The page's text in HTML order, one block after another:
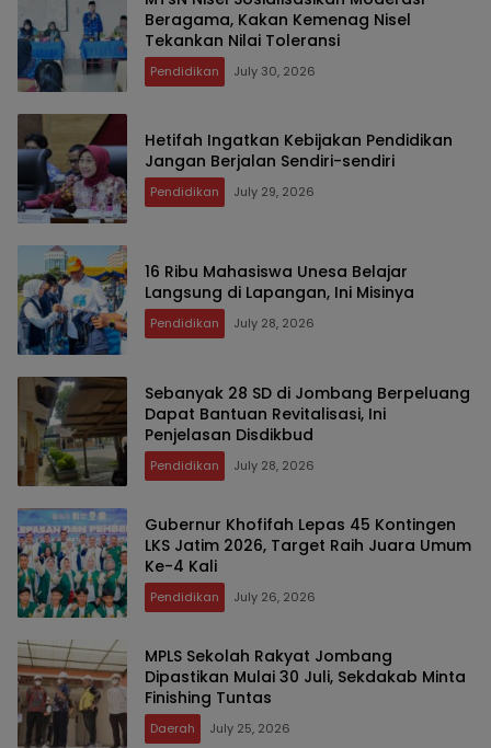
Beragama, Kakan Kemenag Nisel
Tekankan Nilai Toleransi
Pendidikan July 30, 2026
Hetifah Ingatkan Kebijakan Pendidikan
Jangan Berjalan Sendiri-sendiri
Pendidikan July 29, 2026
16 Ribu Mahasiswa Unesa Belajar
Langsung di Lapangan, Ini Misinya
Pendidikan July 28, 2026
Sebanyak 28 SD di Jombang Berpeluang
Dapat Bantuan Revitalisasi, Ini
Penjelasan Disdikbud
Pendidikan July 28, 2026
Gubernur Khofifah Lepas 45 Kontingen
LKS Jatim 2026, Target Raih Juara Umum
Ke-4 Kali
Pendidikan July 26, 2026
MPLS Sekolah Rakyat Jombang
Dipastikan Mulai 30 Juli, Sekdakab Minta
Finishing Tuntas
Daerah July 25, 2026